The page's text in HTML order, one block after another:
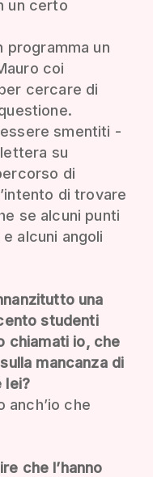
un certo
programma un
coi
cercare di
smentiti -
su
di
di trovare
se alcuni punti
alcuni angoli
una
studenti
chiamati io, che
mancanza di
lei?
anch’io che
che l’hanno